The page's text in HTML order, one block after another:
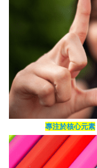
專注於核心元素